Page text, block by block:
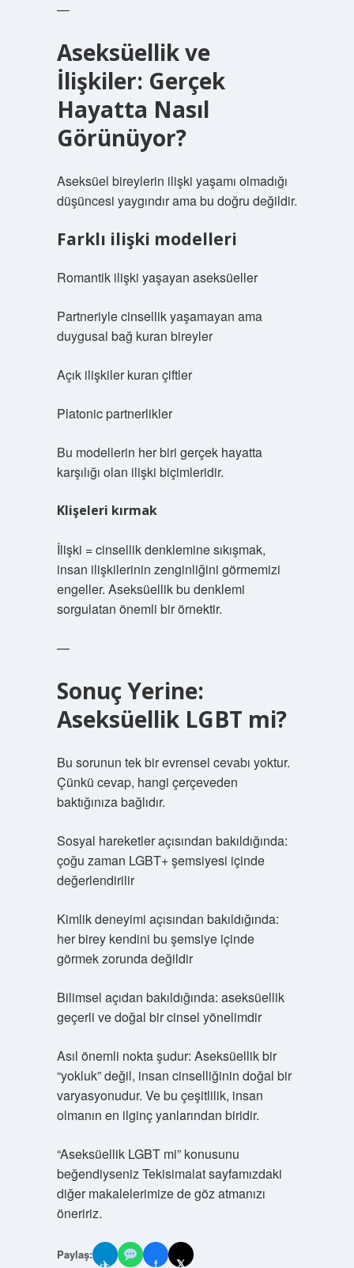
—
Aseksüellik ve
İlişkiler: Gerçek
Hayatta Nasıl
Görünüyor?
Aseksüel bireylerin ilişki yaşamı olmadığı
düşüncesi yaygındır ama bu doğru değildir.
Farklı ilişki modelleri
Romantik ilişki yaşayan aseksüeller
Partneriyle cinsellik yaşamayan ama
duygusal bağ kuran bireyler
Açık ilişkiler kuran çiftler
Platonic partnerlikler
Bu modellerin her biri gerçek hayatta
karşılığı olan ilişki biçimleridir.
Klişeleri kırmak
İlişki = cinsellik denklemine sıkışmak,
insan ilişkilerinin zenginliğini görmemizi
engeller. Aseksüellik bu denklemi
sorgulatan önemli bir örnektir.
—
Sonuç Yerine:
Aseksüellik LGBT mi?
Bu sorunun tek bir evrensel cevabı yoktur.
Çünkü cevap, hangi çerçeveden
baktığınıza bağlıdır.
Sosyal hareketler açısından bakıldığında:
çoğu zaman LGBT+ şemsiyesi içinde
değerlendirilir
Kimlik deneyimi açısından bakıldığında:
her birey kendini bu şemsiye içinde
görmek zorunda değildir
Bilimsel açıdan bakıldığında: aseksüellik
geçerli ve doğal bir cinsel yönelimdir
Asıl önemli nokta şudur: Aseksüellik bir
“yokluk” değil, insan cinselliğinin doğal bir
varyasyonudur. Ve bu çeşitlilik, insan
olmanın en ilginç yanlarından biridir.
“Aseksüellik LGBT mi” konusunu
beğendiyseniz Tekisimalat sayfamızdaki
diğer makalelerimize de göz atmanızı
öneririz.
Paylaş:
𝕏